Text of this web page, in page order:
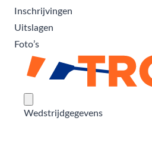
Inschrijvingen
Uitslagen
Foto’s
Wedstrijdgegevens